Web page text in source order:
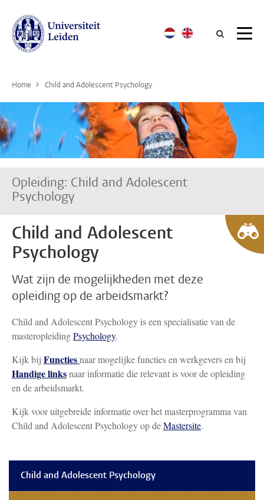
Home Child and Adolescent Psychology
Opleiding: Child and Adolescent
Psychology
Child and Adolescent
Psychology
Wat zijn de mogelijkheden met deze
opleiding op de arbeidsmarkt?
Child and Adolescent Psychology is een specialisatie van de
masteropleidingPsychology.
Kijk bij Functiesnaar mogelijke functies en werkgevers en bij
Handige linksnaar informatie die relevant is voor de opleiding
en de arbeidsmarkt.
Kijk voor uitgebreide informatie over het masterprogramma van
Child and Adolescent Psychology op deMastersite.
Child and Adolescent Psychology